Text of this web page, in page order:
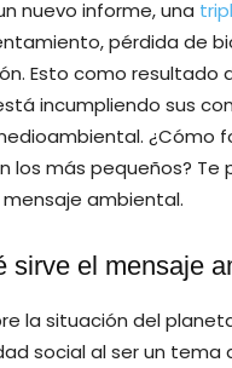
nuevo informe, una
pérdida de
Esto como resultado
incumpliendo sus
¿Cómo
los más pequeños? Te
ambiental.
sirve el mensaje
la situación del
social al ser un tema